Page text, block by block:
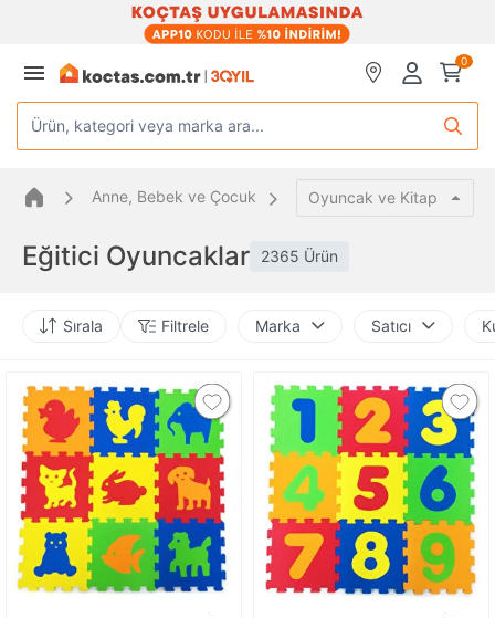
0
Ürün, kategori veya marka ara...
Anne, Bebek ve Çocuk Oyuncak ve Kitap
Eğitici Oyuncaklar 2365 Ürün
Sırala Filtrele Marka Satıcı